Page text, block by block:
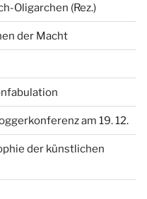
Oligarchen (Rez.)
der Macht
am 19. 12.
der künstlichen